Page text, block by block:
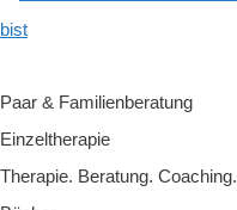
Paar & Familienberatung
Einzeltherapie
Therapie. Beratung. Coaching.